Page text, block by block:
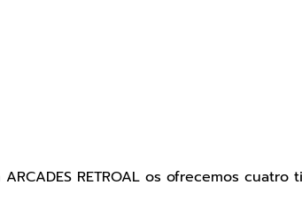
RETROAL os ofrecemos